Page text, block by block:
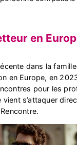
en
dans la
en Europe, en
pour les
vient s’attaquer